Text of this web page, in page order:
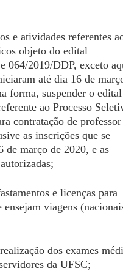
e atividades referentes
objeto do edital
064/2019/DDP, exceto
até dia 16 de
forma, suspender o edital
ao Processo
contratação de professor
as inscrições que se
de março de 2020, e as
e licenças para
ensejam viagens
dos exames
da UFSC;